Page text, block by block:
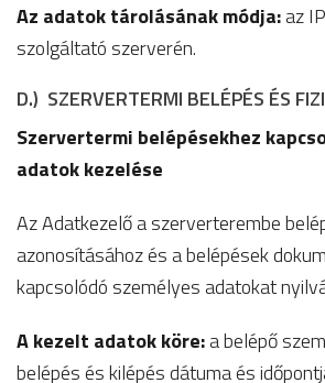
Az adatok tárolásának módja:az
szolgáltató szerverén.
D.) SZERVERTERMI BELÉPÉS ÉS
Szervertermi belépésekhez
adatok kezelése
Az Adatkezelő a szerverterembe
azonosításához és a belépések
kapcsolódó személyes adatokat
A kezelt adatok köre:a belépő
belépés és kilépés dátuma és